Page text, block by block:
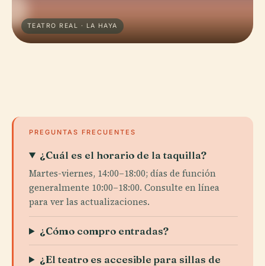
TEATRO REAL · LA HAYA
PREGUNTAS FRECUENTES
¿Cuál es el horario de la taquilla?
Martes-viernes, 14:00–18:00; días de función
generalmente 10:00–18:00. Consulte en línea
para ver las actualizaciones.
¿Cómo compro entradas?
¿El teatro es accesible para sillas de